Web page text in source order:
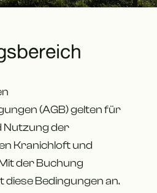
(AGB) gelten für
Nutzung der
Kranichloft und
der Buchung
Bedingungen an.